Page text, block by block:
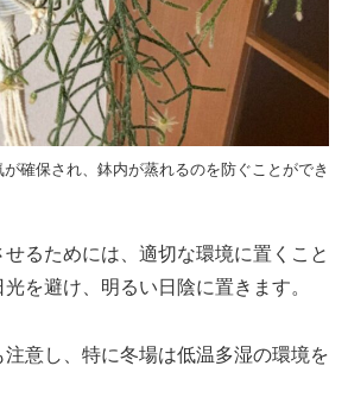
確保され、鉢内が蒸れるのを防ぐことができ
るためには、適切な環境に置くこと
を避け、明るい日陰に置きます。
注意し、特に冬場は低温多湿の環境を